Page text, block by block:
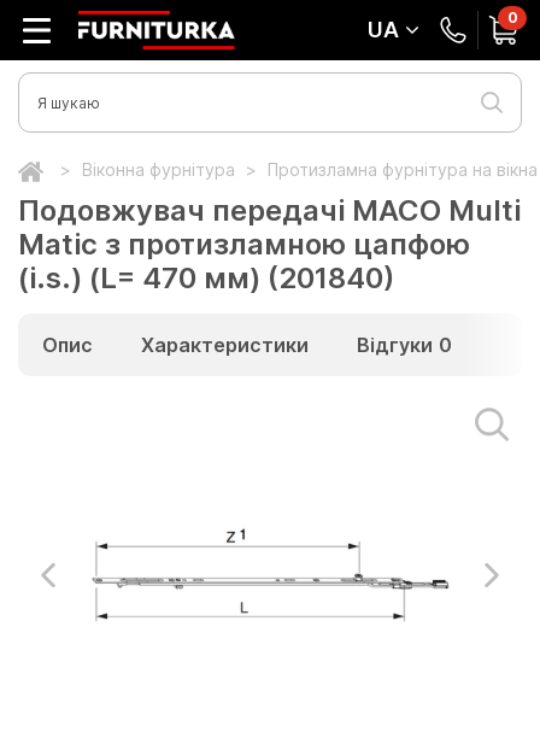
UA 0
Віконна фурнітура Протизламна фурнітура на
Подовжувач передачі МАСО Multi
Matic з протизламною цапфою
(i.s.) (L= 470 мм) (201840)
Опис Характеристики Відгуки 0